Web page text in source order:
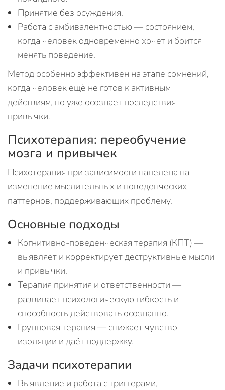
Принятие без осуждения.
Работа с амбивалентностью — состоянием,
когда человек одновременно хочет и боится
менять поведение.
Метод особенно эффективен на этапе сомнений,
когда человек ещё не готов к активным
действиям, но уже осознает последствия
привычки.
Психотерапия: переобучение
мозга и привычек
Психотерапия при зависимости нацелена на
изменение мыслительных и поведенческих
паттернов, поддерживающих проблему.
Основные подходы
Когнитивно-поведенческая терапия (КПТ) —
выявляет и корректирует деструктивные мысли
и привычки.
Терапия принятия и ответственности —
развивает психологическую гибкость и
способность действовать осознанно.
Групповая терапия — снижает чувство
изоляции и даёт поддержку.
Задачи психотерапии
Выявление и работа с триггерами,